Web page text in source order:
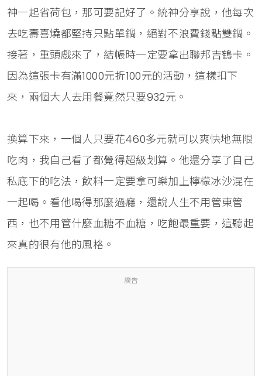
神一起省荷包，那可要記好了。統神分享說，他每次
去吃壽喜燒都堅持只點單鍋，絕對不浪費錢點雙鍋。
接著，重頭戲來了，結帳時一定要拿出聯邦吉鶴卡。
因為這張卡有滿1000元折100元的活動，這樣扣下
來，兩個大人去用餐竟然只要932元。
換算下來，一個人只要花460多元就可以爽快地無限
吃肉，我自己看了都覺得超級划算。他還分享了自己
私底下的吃法，飲料一定要拿可樂加上檸檬冰沙混在
一起喝。看他喝得那麼過癮，還說人生不用管東管
西，也不用管什麼血糖不血糖，吃飽最重要，這聽起
來真的很有他的風格。
廣告